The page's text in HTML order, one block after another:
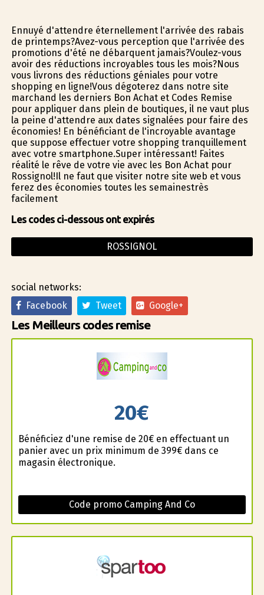
Ennuyé d'attendre éternellement l'arrivée des rabais
de printemps?Avez-vous perception que l'arrivée des
promotions d'été ne débarquent jamais?Voulez-vous
avoir des réductions incroyables tous les mois?Nous
vous livrons des réductions géniales pour votre
shopping en ligne!Vous dégoterez dans notre site
marchand les derniers Bon Achat et Codes Remise
pour appliquer dans plein de boutiques, il ne vaut plus
la peine d'attendre aux dates signalées pour faire des
économies! En bénéficiant de l'incroyable avantage
que suppose effectuer votre shopping tranquillement
avec votre smartphone.Super intéressant! Faites
réalité le rêve de votre vie avec les Bon Achat pour
Rossignol!Il ne faut que visiter notre site web et vous
ferez des économies toutes les semainestrès
facilement
Les codes ci-dessous ont expirés
ROSSIGNOL
social networks:
Facebook
Tweet Google+
Les Meilleurs codes remise
20€
Bénéficiez d'une remise de 20€ en effectuant un
panier avec un prix minimum de 399€ dans ce
magasin électronique.
Code promo Camping And Co